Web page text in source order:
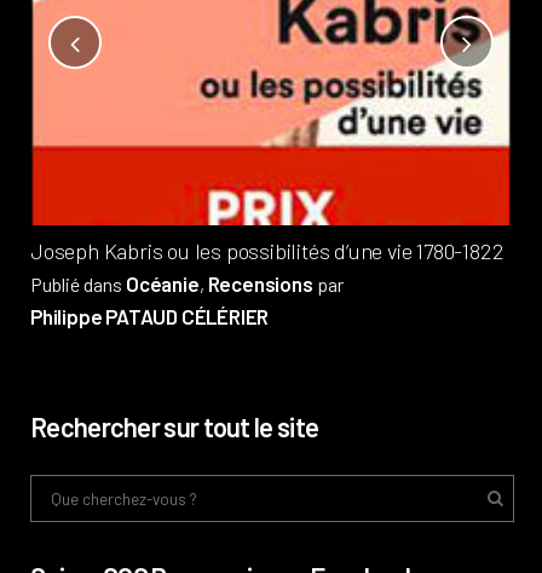
Joseph Kabris ou les possibilités d’une vie 1780-1822
Publié dans Océanie, Recensions par
Philippe PATAUD CÉLÉRIER
Rechercher sur tout le site